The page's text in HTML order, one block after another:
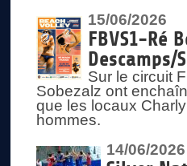
15/06/2026
FBVS1-Ré
Descamps/
Sur le circuit
Sobezalz ont
que les locaux
hommes.
14/06/2026